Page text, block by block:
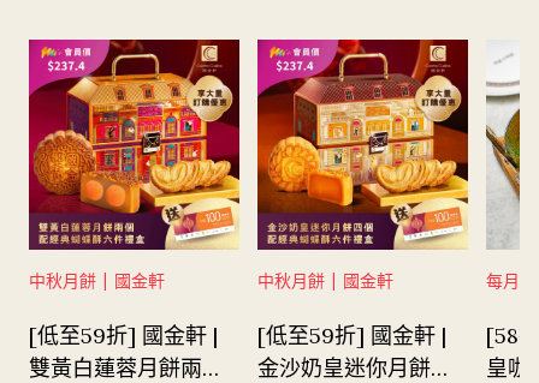
如有任何爭議，MiraSpa將保留最終決定權。
中秋月餅 | 國金軒
[低至59折] 國金軒 |
雙黃白蓮蓉月餅兩個
中秋月餅 | 國金軒
[低至59折] 國金軒 |
金沙奶皇迷你月餅四
每月
[58
皇咖